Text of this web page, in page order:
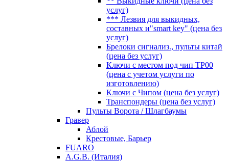
услуг)
*** Лезвия для выкидных,
составных и"smart key" (цена без
услуг)
Брелоки сигнализ., пульты китай
(цена без услуг)
Ключи с местом под чип TP00
(цена с учетом услуги по
изготовлению)
Ключи с Чипом (цена без услуг)
Транспондеры (цена без услуг)
Пульты Ворота / Шлагбаумы
Гравер
Аблой
Крестовые, Барьер
FUARO
A.G.B. (Италия)